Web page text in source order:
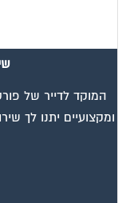
המוקד לדייר של
ומקצועיים יתנו לך